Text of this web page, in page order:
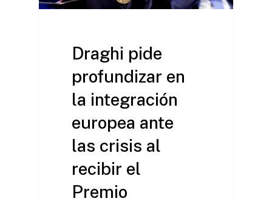
Draghi pide
profundizar en
la integración
europea ante
las crisis al
recibir el
Premio